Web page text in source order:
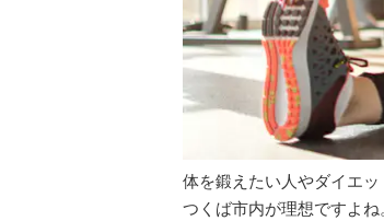
体を鍛えたい人やダイエ
つくば市内が理想ですよ